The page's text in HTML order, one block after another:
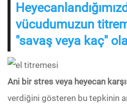
vücudumuzun
"savaş veya kaç"
Ani bir stres veya heyecan
verdiğini gösteren bu tepkinin